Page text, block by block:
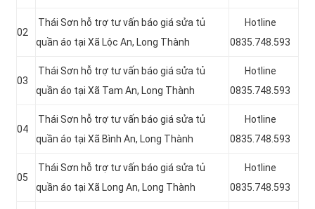
02
Thái Sơn hỗ trợ tư vấn báo giá sửa tủ
quần áo tại Xã Lộc An, Long Thành
Hotline
0835.748.593
03
Thái Sơn hỗ trợ tư vấn báo giá sửa tủ
quần áo tại Xã Tam An, Long Thành
Hotline
0835.748.593
04
Thái Sơn hỗ trợ tư vấn báo giá sửa tủ
quần áo tại Xã Bình An, Long Thành
Hotline
0835.748.593
05
Thái Sơn hỗ trợ tư vấn báo giá sửa tủ
quần áo tại Xã Long An, Long Thành
Hotline
0835.748.593